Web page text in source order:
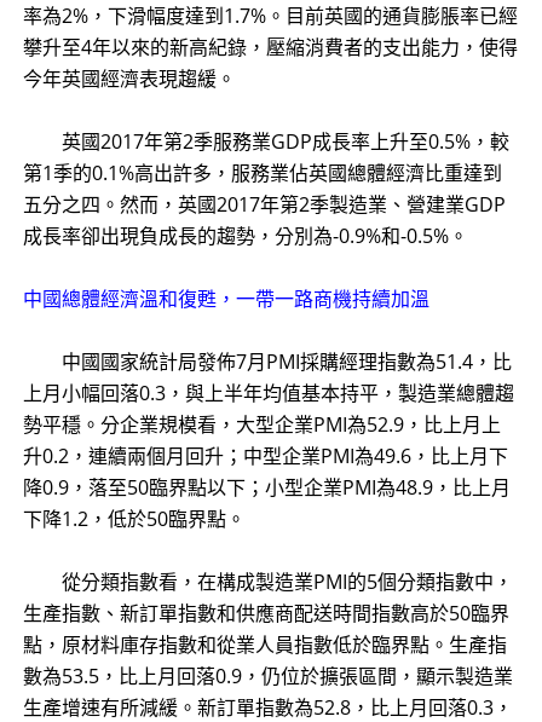
率為2%，下滑幅度達到1.7%。目前英國的通貨膨脹率已經
攀升至4年以來的新高紀錄，壓縮消費者的支出能力，使得
今年英國經濟表現趨緩。
英國2017年第2季服務業GDP成長率上升至0.5%，較
第1季的0.1%高出許多，服務業佔英國總體經濟比重達到
五分之四。然而，英國2017年第2季製造業、營建業GDP
成長率卻出現負成長的趨勢，分別為-0.9%和-0.5%。
中國總體經濟溫和復甦，一帶一路商機持續加溫
中國國家統計局發佈7月PMI採購經理指數為51.4，比
上月小幅回落0.3，與上半年均值基本持平，製造業總體趨
勢平穩。分企業規模看，大型企業PMI為52.9，比上月上
升0.2，連續兩個月回升；中型企業PMI為49.6，比上月下
降0.9，落至50臨界點以下；小型企業PMI為48.9，比上月
下降1.2，低於50臨界點。
從分類指數看，在構成製造業PMI的5個分類指數中，
生產指數、新訂單指數和供應商配送時間指數高於50臨界
點，原材料庫存指數和從業人員指數低於臨界點。生產指
數為53.5，比上月回落0.9，仍位於擴張區間，顯示製造業
生產增速有所減緩。新訂單指數為52.8，比上月回落0.3，